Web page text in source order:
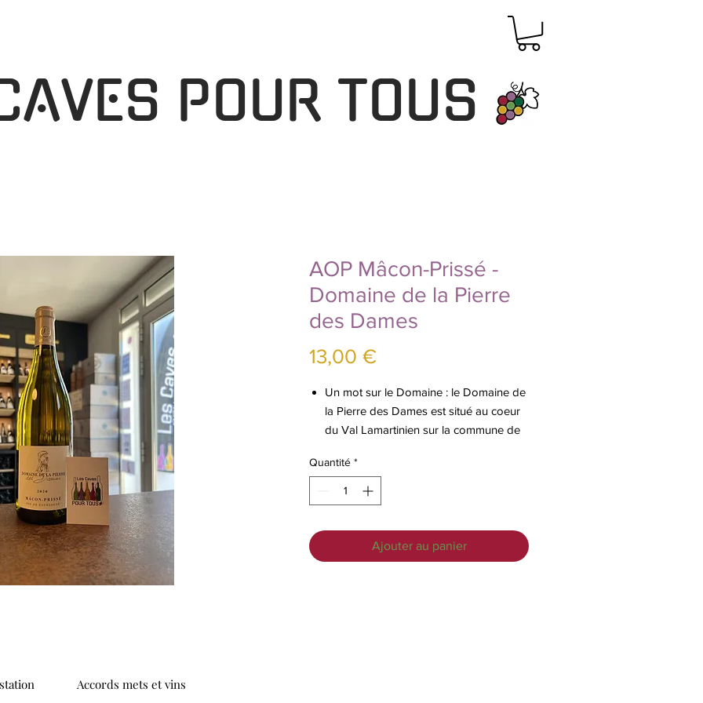
POUR TOUS
AOP Mâcon-Prissé -
Domaine de la Pierre
des Dames
13,00 €Prix
Un mot sur le Domaine : le Domaine de
la Pierre des Dames est situé au coeur
du Val Lamartinien sur la commune de
Quantité *
Ajouter au panier
Accords mets et vins